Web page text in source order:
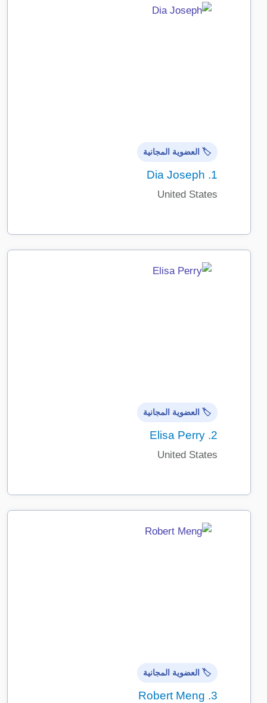
🏷️ العضوية المجانية
1.
Dia Joseph
United States
🏷️ العضوية المجانية
2.
Elisa Perry
United States
🏷️ العضوية المجانية
3.
Robert Meng